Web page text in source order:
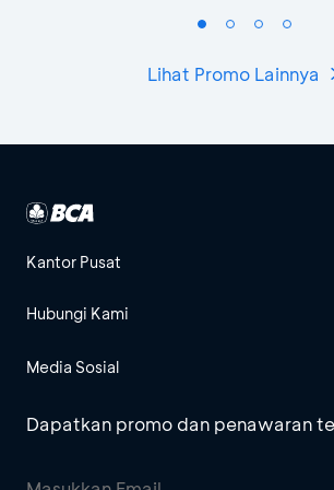
Lihat Promo Lainnya
Kantor Pusat
Hubungi Kami
Media Sosial
Dapatkan promo dan penawaran